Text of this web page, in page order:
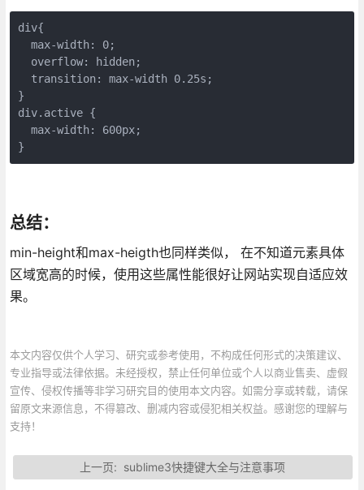
div{
  max-width: 0;
  overflow: hidden;
  transition: max-width 0.25s;
}
div.active {
  max-width: 600px;
}
总结：
min-height和max-heigth也同样类似， 在不知道元素具体
区域宽高的时候，使用这些属性能很好让网站实现自适应效
果。
本文内容仅供个人学习、研究或参考使用，不构成任何形式的决策建议、
专业指导或法律依据。未经授权，禁止任何单位或个人以商业售卖、虚假
宣传、侵权传播等非学习研究目的使用本文内容。如需分享或转载，请保
留原文来源信息，不得篡改、删减内容或侵犯相关权益。感谢您的理解与
支持！
上一页: sublime3快捷键大全与注意事项